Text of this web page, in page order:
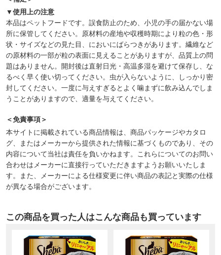
▼使用上の注意
本品はペットフードです。誤食防止のため、小児の手の届かない場
所に保管してください。原材料の産地や収穫時期により粒の色・形
状・サイズなどの見た目、においにばらつきがあります。繊維など
の原材料の一部が粒の表面に見えることがありますが、品質上の問
題はありません。開封後は直射日光・高温多湿を避けて保存し、な
るべく早く使い切ってください。虫が入らないように、しっかり密
封してください。一度に与えすぎるとよく噛まずに飲み込んでしま
うことがありますので、適量を与えてください。
＜免責事項＞
本サイトに掲載されている商品情報は、商品パッケージやカタロ
グ、またはメーカーから提供された情報に基づくものであり、その
内容について当社は責任を負いかねます。これらについてのお問い
合わせはメーカーに直接行っていただきますようお願いいたしま
す。また、メーカーによる仕様変更に伴い商品の表記と実際の仕様
が異なる場合がございます。
この商品を買った人はこんな商品も買っています